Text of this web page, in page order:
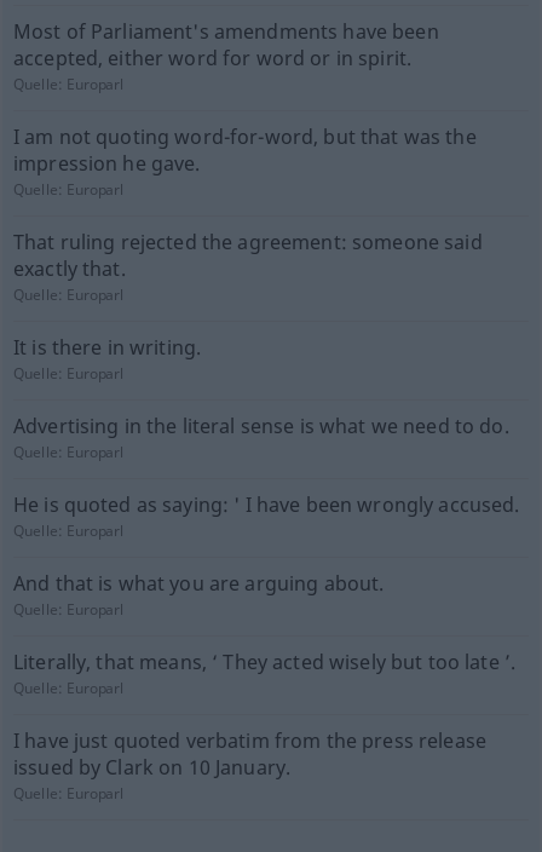
Most of Parliament's amendments have been
accepted, either word for word or in spirit.
Quelle: Europarl
I am not quoting word-for-word, but that was the
impression he gave.
Quelle: Europarl
That ruling rejected the agreement: someone said
exactly that.
Quelle: Europarl
It is there in writing.
Quelle: Europarl
Advertising in the literal sense is what we need to do.
Quelle: Europarl
He is quoted as saying: ' I have been wrongly accused.
Quelle: Europarl
And that is what you are arguing about.
Quelle: Europarl
Literally, that means, ‘ They acted wisely but too late ’.
Quelle: Europarl
I have just quoted verbatim from the press release
issued by Clark on 10 January.
Quelle: Europarl